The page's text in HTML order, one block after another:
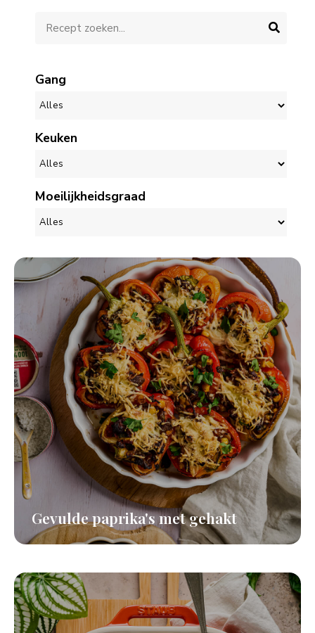
Gevulde paprika's met gehakt
Gang
Keuken
Moeilijkheidsgraad